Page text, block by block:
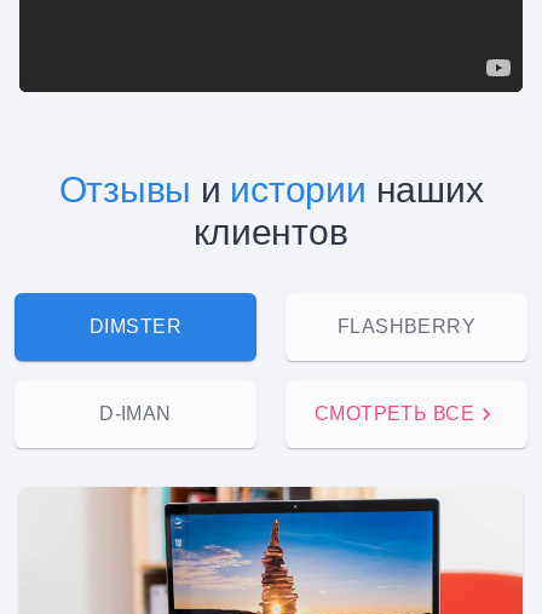
Отзывы и истории наших
клиентов
DIMSTER FLASHBERRY
D-IMAN СМОТРЕТЬ ВСЕ